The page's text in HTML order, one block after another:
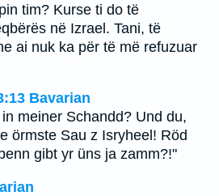
tim? Kurse ti do të
në Izrael. Tani, të
ai nuk ka për të më refuzuar
Bavarian
meiner Schandd? Und du,
örmste Sau z Isryheel! Röd
gibt yr üns ja zamm?!"